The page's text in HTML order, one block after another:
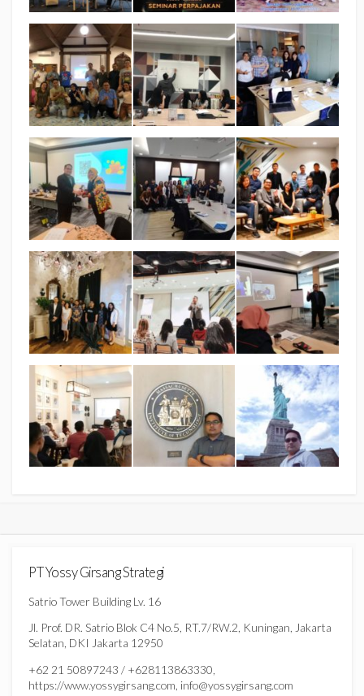
PT Yossy Girsang Strategi
Satrio Tower Building Lv. 16
Jl. Prof. DR. Satrio Blok C4 No.5, RT.7/RW.2, Kuningan, Jakarta
Selatan, DKI Jakarta 12950
+62 21 50897243 / +628113863330,
https://www.yossygirsang.com, info@yossygirsang.com